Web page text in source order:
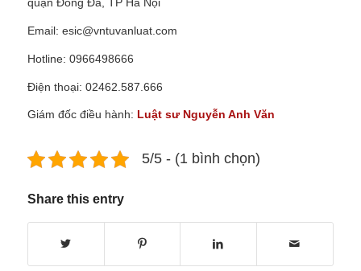
Email: esic@vntuvanluat.com
Hotline: 0966498666
Điện thoại: 02462.587.666
Giám đốc điều hành: Luật sư Nguyễn Anh Văn
5/5 - (1 bình chọn)
Share this entry